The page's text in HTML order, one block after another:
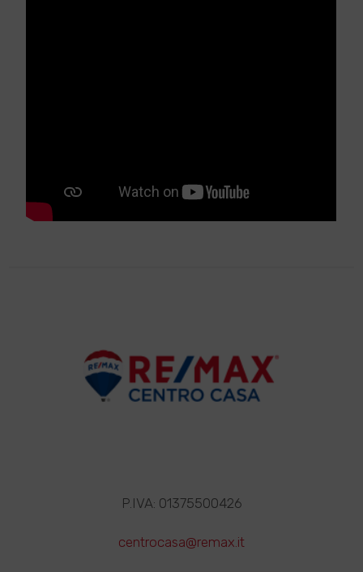
P.IVA: 01375500426
centrocasa@remax.it